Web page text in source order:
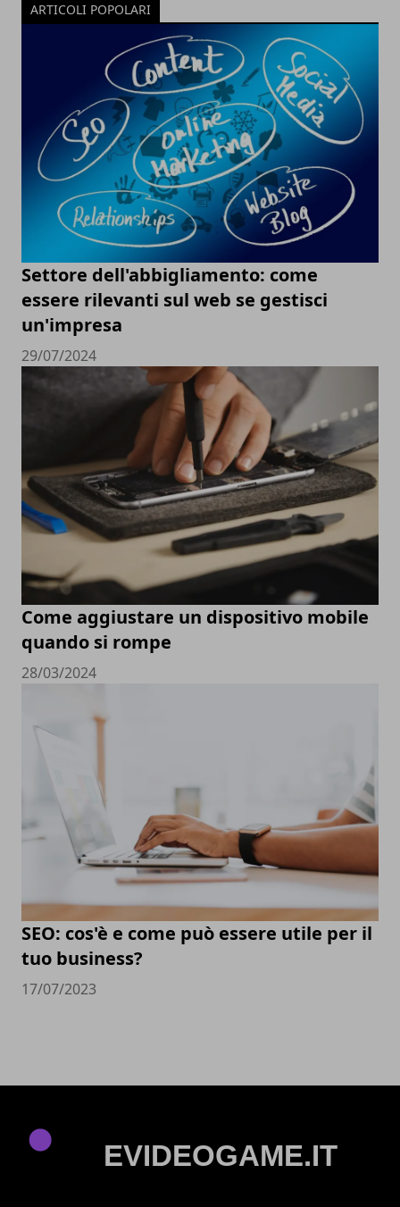
ARTICOLI POPOLARI
Settore dell'abbigliamento: come
essere rilevanti sul web se gestisci
un'impresa
29/07/2024
Come aggiustare un dispositivo mobile
quando si rompe
28/03/2024
SEO: cos'è e come può essere utile per il
tuo business?
17/07/2023